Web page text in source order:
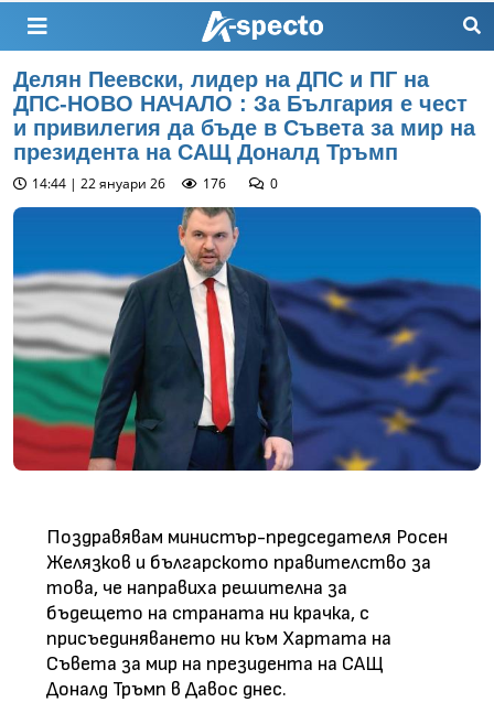
Делян Пеевски, лидер на ДПС и ПГ на
ДПС-НОВО НАЧАЛО : За България е чест
и привилегия да бъде в Съвета за мир на
президента на САЩ Доналд Тръмп
14:44 | 22 януари 26 176 0
Поздравявам министър-председателя Росен
Желязков и българското правителство за
това, че направиха решителна за
бъдещето на страната ни крачка, с
присъединяването ни към Хартата на
Съвета за мир на президента на САЩ
Доналд Тръмп в Давос днес.